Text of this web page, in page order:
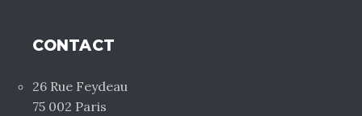
CONTACT
26 Rue Feydeau
75 002 Paris